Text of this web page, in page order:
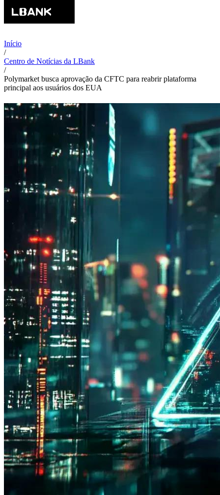
Início
/
Centro de Notícias da LBank
/
Polymarket busca aprovação da CFTC para reabrir plataforma
principal aos usuários dos EUA